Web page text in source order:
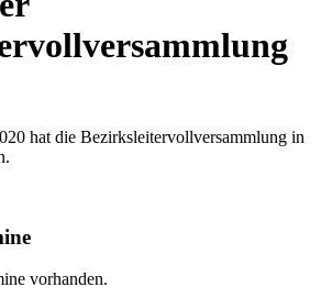
hat die Bezirksleitervollversammlung in
vorhanden.